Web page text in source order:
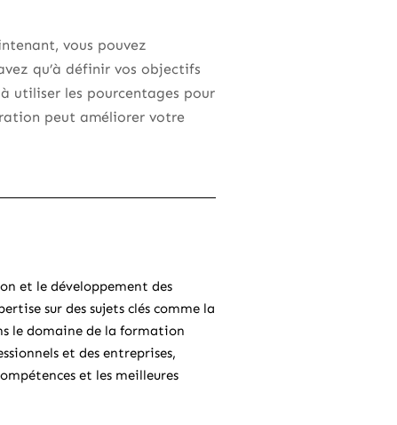
vous pouvez
qu’à définir vos objectifs
utiliser les pourcentages pour
peut améliorer votre
et le développement des
sur des sujets clés comme la
le domaine de la formation
et des entreprises,
et les meilleures